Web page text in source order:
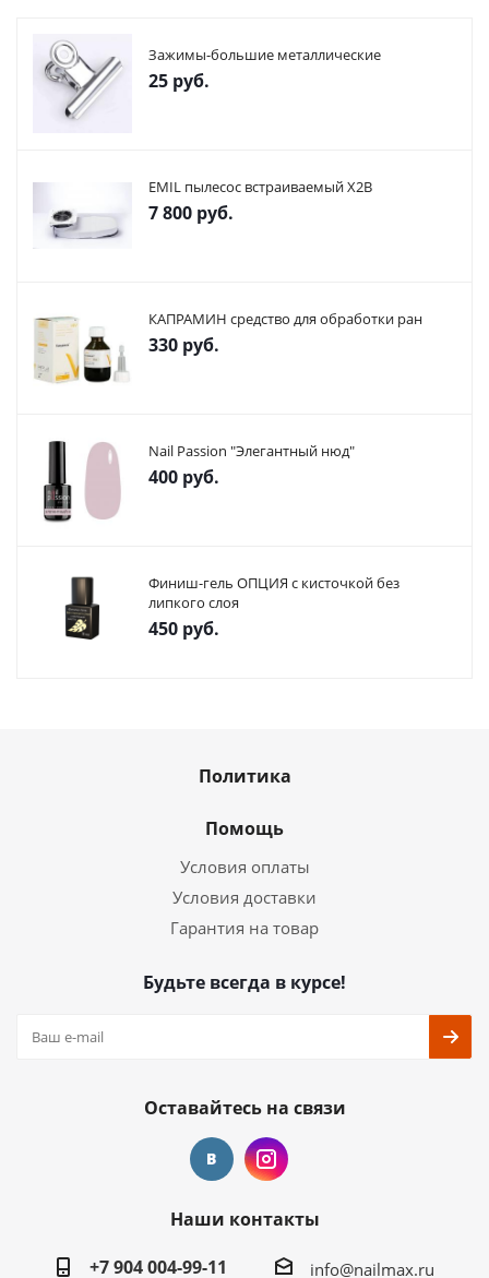
Зажимы-большие металлические
25 руб.
EMIL пылесос встраиваемый X2В
7 800 руб.
КАПРАМИН средство для обработки ран
330 руб.
Nail Passion "Элегантный нюд"
400 руб.
Финиш-гель ОПЦИЯ с кисточкой без
липкого слоя
450 руб.
Политика
Помощь
Условия оплаты
Условия доставки
Гарантия на товар
Будьте всегда в курсе!
Оставайтесь на связи
Наши контакты
+7 904 004-99-11
info@nailmax.ru